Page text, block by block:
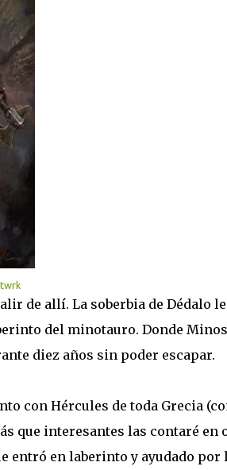
de allí. La soberbia de Dédalo le
del minotauro. Donde
diez años sin poder escapar.
con Hércules de toda Grecia
que interesantes las contaré en
entró en laberinto y ayudado por